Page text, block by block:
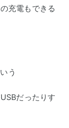
充電もできる
う
だったりす